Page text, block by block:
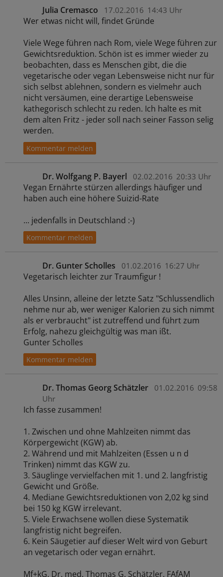
Julia Cremasco 17.02.2016 14:43 Uhr
Wer etwas nicht will, findet Gründe
Viele Wege führen nach Rom, viele Wege führen zur
Gewichtsreduktion. Schön ist es immer wieder zu
beobachten, dass es Menschen gibt, die die
vegetarische oder vegan Lebensweise nicht nur für
sich selbst ablehnen, sondern es vielmehr auch
nicht versäumen, eine derartige Lebensweise
kathegorisch schlecht zu reden. Ich halte es mit
dem alten Fritz - jeder soll nach seiner Fasson selig
werden.
Dr. Wolfgang P. Bayerl 02.02.2016 20:33 Uhr
Vegan Ernährte stürzen allerdings häufiger und
haben auch eine höhere Suizid-Rate
... jedenfalls in Deutschland :-)
Dr. Gunter Scholles 01.02.2016 16:27 Uhr
Vegetarisch leichter zur Traumfigur !
Alles Unsinn, alleine der letzte Satz "Schlussendlich
nehme nur ab, wer weniger Kalorien zu sich nimmt
als er verbraucht" ist zutreffend und führt zum
Erfolg, nahezu gleichgültig was man ißt.
Gunter Scholles
Dr. Thomas Georg Schätzler 01.02.2016 09:58
Uhr
Ich fasse zusammen!
1. Zwischen und ohne Mahlzeiten nimmt das
Körpergewicht (KGW) ab.
2. Während und mit Mahlzeiten (Essen u n d
Trinken) nimmt das KGW zu.
3. Säuglinge vervielfachen mit 1. und 2. langfristig
Gewicht und Größe.
4. Mediane Gewichtsreduktionen von 2,02 kg sind
bei 150 kg KGW irrelevant.
5. Viele Erwachsene wollen diese Systematik
langfristig nicht begreifen.
6. Kein Säugetier auf dieser Welt wird von Geburt
an vegetarisch oder vegan ernährt.
Mf+kG, Dr. med. Thomas G. Schätzler, FAfAM